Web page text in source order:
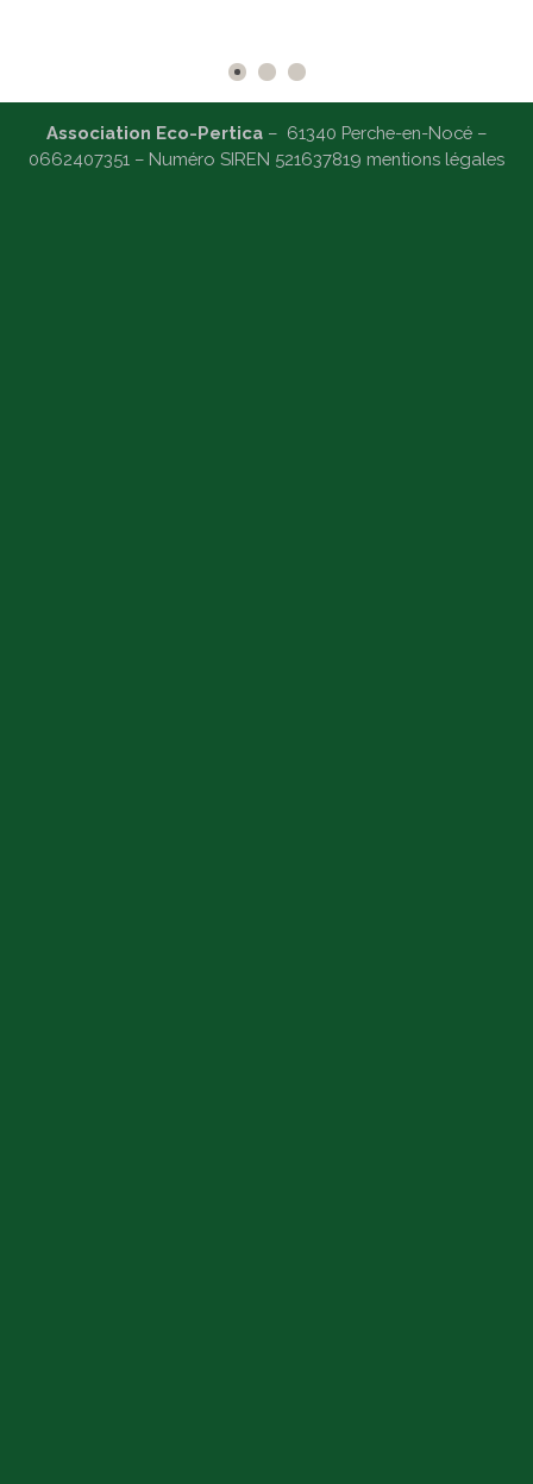
Association Eco-Pertica – 61340 Perche-en-Nocé –
0662407351 – Numéro SIREN 521637819 mentions légales